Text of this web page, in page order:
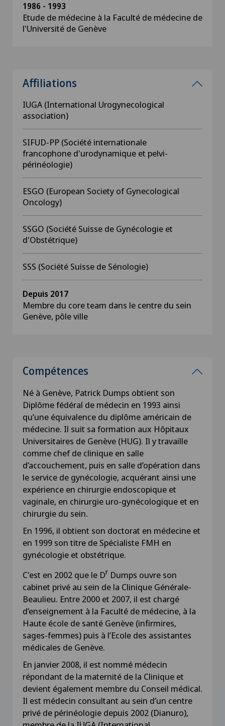
1986 - 1993
Etude de médecine à la Faculté de médecine de
l'Université de Genève
Affiliations
IUGA (International Urogynecological
association)
SIFUD-PP (Société internationale
francophone d'urodynamique et pelvi­
périnéologie)
ESGO (European Society of Gynecological
Oncology)
SSGO (Société Suisse de Gynécologie et
d'Obstétrique)
SSS (Société Suisse de Sénologie)
Depuis 2017
Membre du core team dans le centre du sein
Genève, pôle ville
Compétences
Né à Genève, Patrick Dumps obtient son
Diplôme fédéral de médecin en 1993 ainsi
qu’une équivalence du diplôme américain de
médecine. Il suit sa formation aux Hôpitaux
Universitaires de Genève (HUG). Il y travaille
comme chef de clinique en salle
d’accouchement, puis en salle d’opération dans
le service de gynécologie, acquérant ainsi une
expérience en chirurgie endoscopique et
vaginale, en chirurgie uro-gynécologique et en
chirurgie du sein.
En 1996, il obtient son doctorat en médecine et
en 1999 son titre de Spécialiste FMH en
gynécologie et obstétrique.
C'est en 2002 que le Dr Dumps ouvre son
cabinet privé au sein de la Clinique Générale-
Beaulieu. Entre 2000 et 2007, il est chargé
d’enseignement à la Faculté de médecine, à la
Haute école de santé Genève (infirmires,
sages-femmes) puis à l’Ecole des assistantes
médicales de Genève.
En janvier 2008, il est nommé médecin
répondant de la maternité de la Clinique et
devient également membre du Conseil médical.
Il est médecin consultant au sein d’un centre
privé de périnéologie depuis 2002 (Dianuro),